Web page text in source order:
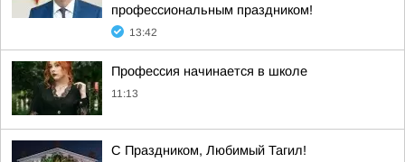
профессиональным праздником!
13:42
Профессия начинается в школе
11:13
С Праздником, Любимый Тагил!